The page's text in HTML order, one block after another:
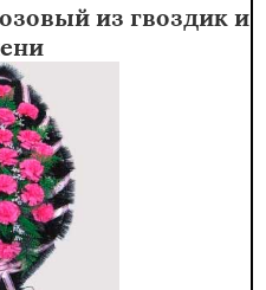
из гвоздик и